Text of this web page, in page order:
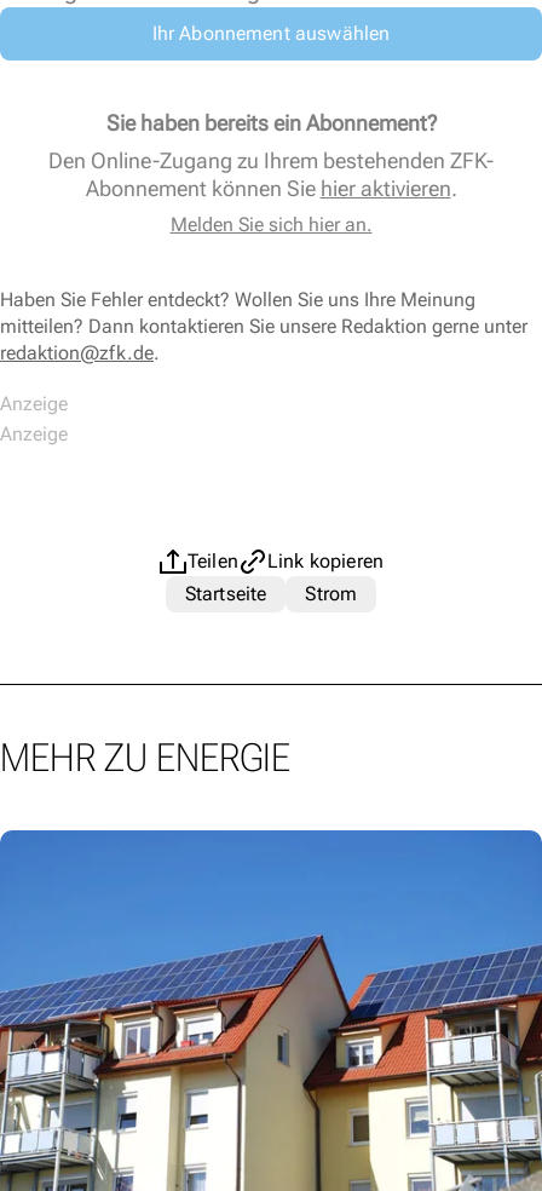
Ihr Abonnement auswählen
Sie haben bereits ein Abonnement?
Den Online-Zugang zu Ihrem bestehenden ZFK-
Abonnement können Sie hier aktivieren.
Melden Sie sich hier an.
Haben Sie Fehler entdeckt? Wollen Sie uns Ihre Meinung
mitteilen? Dann kontaktieren Sie unsere Redaktion gerne unter
redaktion@zfk.de.
Teilen
Link kopieren
Startseite
Strom
MEHR ZU ENERGIE